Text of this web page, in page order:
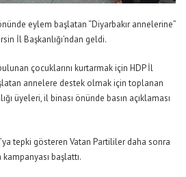
eylem başlatan “Diyarbakır annelerine”
İl Başkanlığı’ndan geldi.
çocuklarını kurtarmak için HDP İl
annelere destek olmak için toplanan
üyeleri, il binası önünde basın açıklaması
tepki gösteren Vatan Partililer daha sonra
kampanyası başlattı.